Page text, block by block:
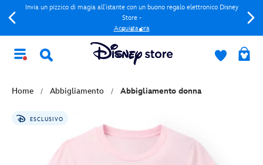
Invia un pizzico di magia all'istante con un buono regalo elettronico Disney
Store -
Acquista ora
Home Abbigliamento Abbigliamento donna
ESCLUSIVO